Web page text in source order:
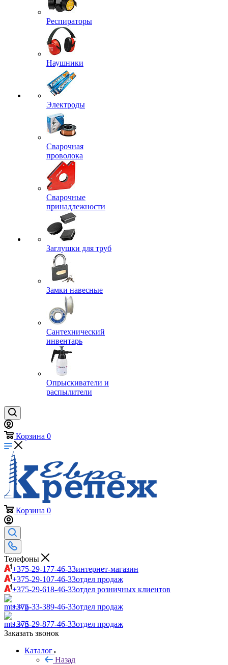
Респираторы
Наушники
Электроды
Сварочная
проволока
Сварочные
принадлежности
Заглушки для труб
Замки навесные
Сантехнический
инвентарь
Опрыскиватели и
распылители
Корзина 0
Корзина 0
Телефоны
+375-29-177-46-33интернет-магазин
+375-29-107-46-33отдел продаж
+375-29-618-46-33отдел розничных клиентов
+375-33-389-46-33отдел продаж
+375-29-877-46-33отдел продаж
Заказать звонок
Каталог
Назад